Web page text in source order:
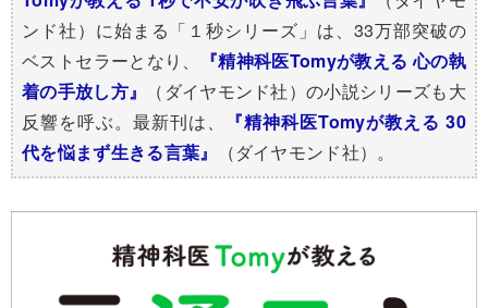
ンド社）に始まる「１秒シリーズ」は、33万部突破の
ベストセラーとなり、
『精神科医Tomyが教える 心の執
着の手放し方』
（ダイヤモンド社）の小説シリーズも大
反響を呼ぶ。最新刊は、
『精神科医Tomyが教える 30
代を悩まず生きる言葉』
（ダイヤモンド社）。